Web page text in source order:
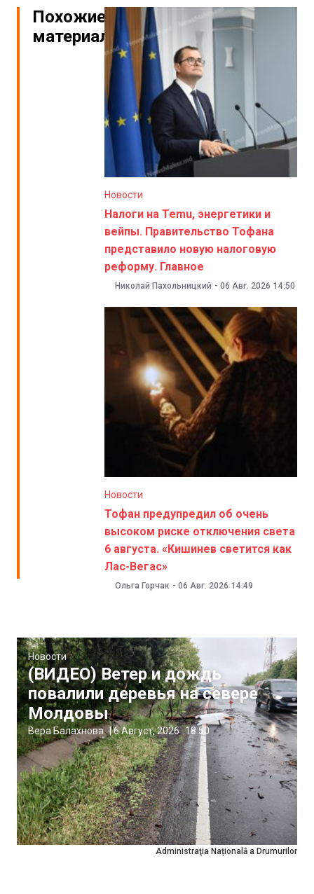
Похожие
материалы
Новости
Налоги на Temu, энергетики и
вейпы. Правительство Тофана
представило новую налоговую
реформу. Главное
Николай Пахольницкий - 06 Авг. 2026 14:50
Новости
Тофан предупредил об очень
высоком риске отключения света
6 августа. «Кишинев светится как
Лас-Вегас»
Ольга Горчак - 06 Авг. 2026 14:49
Administraţia Națională a Drumurilor
Новости
(ВИДЕО) Ветер и дождь
повалили деревья на севере
Молдовы
Вера Балахнова |6 Август, 2026 18:50